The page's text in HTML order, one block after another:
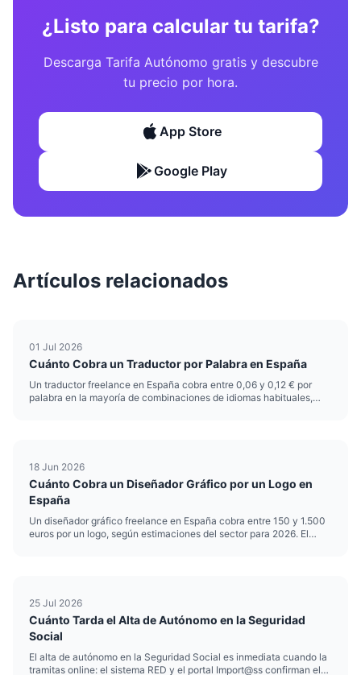
¿Listo para calcular tu tarifa?
Descarga Tarifa Autónomo gratis y descubre
tu precio por hora.
App Store
Google Play
Artículos relacionados
01 Jul 2026
Cuánto Cobra un Traductor por Palabra en España
Un traductor freelance en España cobra entre 0,06 y 0,12 € por
palabra en la mayoría de combinaciones de idiomas habituales,
18 Jun 2026
Cuánto Cobra un Diseñador Gráfico por un Logo en
España
Un diseñador gráfico freelance en España cobra entre 150 y 1.500
euros por un logo, según estimaciones del sector para 2026. El
25 Jul 2026
Cuánto Tarda el Alta de Autónomo en la Seguridad
Social
El alta de autónomo en la Seguridad Social es inmediata cuando la
tramitas online: el sistema RED y el portal Import@ss confirman el